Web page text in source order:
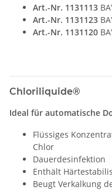
Art.-Nr. 1131113
Art.-Nr. 1131123
Art.-Nr. 1131120
Chloriliquide®
Ideal für automatische
Flüssiges
Chlor
Dauerdesinfektion
Enthält
Beugt Verkalkung